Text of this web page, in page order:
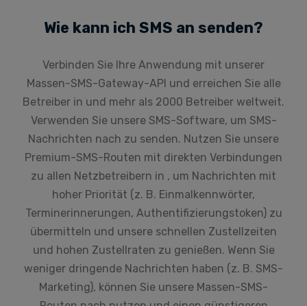
Wie kann ich SMS an senden?
Verbinden Sie Ihre Anwendung mit unserer
Massen-SMS-Gateway-API und erreichen Sie alle
Betreiber in und mehr als 2000 Betreiber weltweit.
Verwenden Sie unsere SMS-Software, um SMS-
Nachrichten nach zu senden. Nutzen Sie unsere
Premium-SMS-Routen mit direkten Verbindungen
zu allen Netzbetreibern in , um Nachrichten mit
hoher Priorität (z. B. Einmalkennwörter,
Terminerinnerungen, Authentifizierungstoken) zu
übermitteln und unsere schnellen Zustellzeiten
und hohen Zustellraten zu genießen. Wenn Sie
weniger dringende Nachrichten haben (z. B. SMS-
Marketing), können Sie unsere Massen-SMS-